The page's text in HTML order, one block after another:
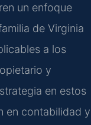
un enfoque
de Virginia
a los
y
en estos
en contabilidad y